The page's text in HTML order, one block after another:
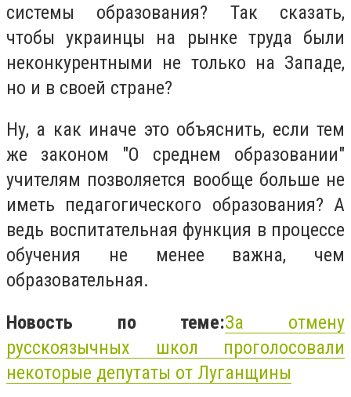
системы образования? Так сказать,
чтобы украинцы на рынке труда были
неконкурентными не только на Западе,
но и в своей стране?
Ну, а как иначе это объяснить, если тем
же законом "О среднем образовании"
учителям позволяется вообще больше не
иметь педагогического образования? А
ведь воспитательная функция в процессе
обучения не менее важна, чем
образовательная.
Новость по теме:За отмену
русскоязычных школ проголосовали
некоторые депутаты от Луганщины